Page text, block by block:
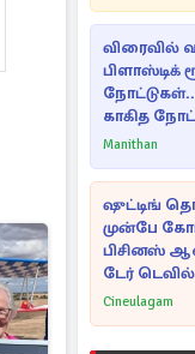
விரைவில்
பிளாஸ்டிக்
காகித
செல்லுமா?
Manithan
ஷுட்டிங்
முன்பே
பிசினஸ்
டேர்
Cineulagam